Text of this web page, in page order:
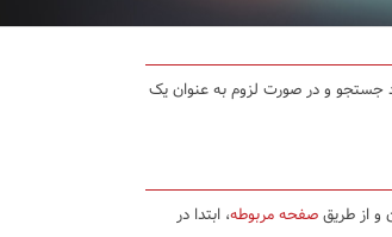
جستجو و در صورت لزوم به عنوان یک
و از طریقصفحه مربوطه، ابتدا در